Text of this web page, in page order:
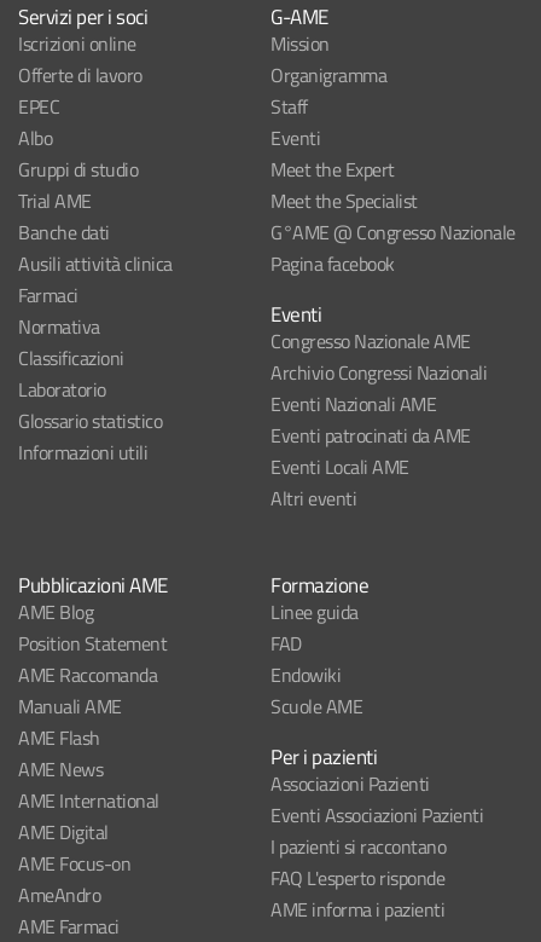
Servizi per i soci
Iscrizioni online
Offerte di lavoro
EPEC
Albo
Gruppi di studio
Trial AME
Banche dati
Ausili attività clinica
Farmaci
Normativa
Classificazioni
Laboratorio
Glossario statistico
Informazioni utili
G-AME
Mission
Organigramma
Staff
Eventi
Meet the Expert
Meet the Specialist
G°AME @ Congresso Nazionale
Pagina facebook
Eventi
Congresso Nazionale AME
Archivio Congressi Nazionali
Eventi Nazionali AME
Eventi patrocinati da AME
Eventi Locali AME
Altri eventi
Pubblicazioni AME
AME Blog
Position Statement
AME Raccomanda
Manuali AME
AME Flash
AME News
AME International
AME Digital
AME Focus-on
AmeAndro
AME Farmaci
Formazione
Linee guida
FAD
Endowiki
Scuole AME
Per i pazienti
Associazioni Pazienti
Eventi Associazioni Pazienti
I pazienti si raccontano
FAQ L'esperto risponde
AME informa i pazienti